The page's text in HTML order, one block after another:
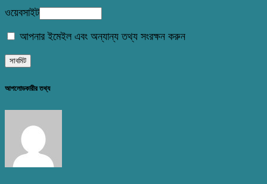
ওয়েবসাইট
আপনার ইমেইল এবং অন্যান্য তথ্য সংরক্ষন করুন
আপলোডকারীর তথ্য